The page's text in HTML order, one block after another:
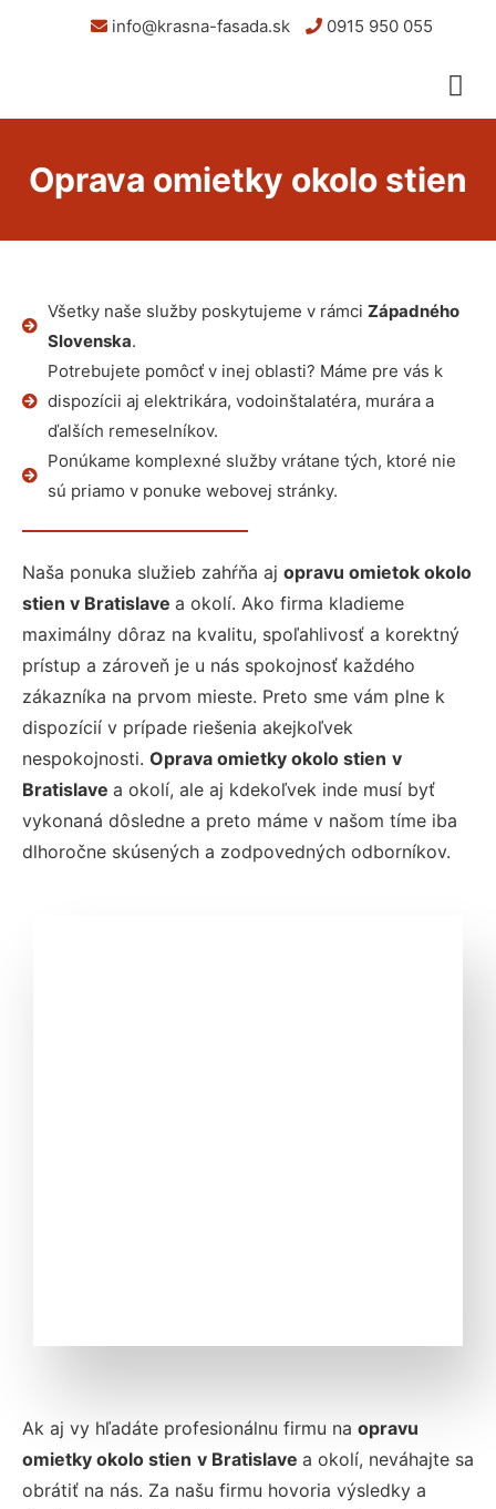
info@krasna-fasada.sk 0915 950 055
Oprava omietky okolo stien
Všetky naše služby poskytujeme v rámci Západného
Slovenska.
Potrebujete pomôcť v inej oblasti? Máme pre vás k
dispozícii aj elektrikára, vodoinštalatéra, murára a
ďalších remeselníkov.
Ponúkame komplexné služby vrátane tých, ktoré nie
sú priamo v ponuke webovej stránky.
Naša ponuka služieb zahŕňa aj opravu omietok okolo
stien v Bratislave a okolí. Ako firma kladieme
maximálny dôraz na kvalitu, spoľahlivosť a korektný
prístup a zároveň je u nás spokojnosť každého
zákazníka na prvom mieste. Preto sme vám plne k
dispozícií v prípade riešenia akejkoľvek
nespokojnosti. Oprava omietky okolo stien v
Bratislave a okolí, ale aj kdekoľvek inde musí byť
vykonaná dôsledne a preto máme v našom tíme iba
dlhoročne skúsených a zodpovedných odborníkov.
Ak aj vy hľadáte profesionálnu firmu na opravu
omietky okolo stien v Bratislave a okolí, neváhajte sa
obrátiť na nás. Za našu firmu hovoria výsledky a